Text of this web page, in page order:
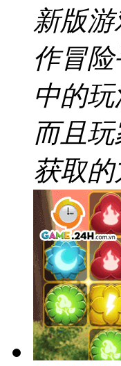
新版
作冒
中的
而且
获取